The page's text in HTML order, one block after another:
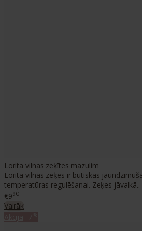
Lorita vilnas zeķītes mazulim
Lorita vilnas zeķes ir būtiskas
temperatūras regulēšanai. Zeķes jāvalkā..
€990
Vairāk